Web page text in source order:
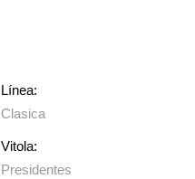
Línea:
Clasica
Vitola:
Presidentes